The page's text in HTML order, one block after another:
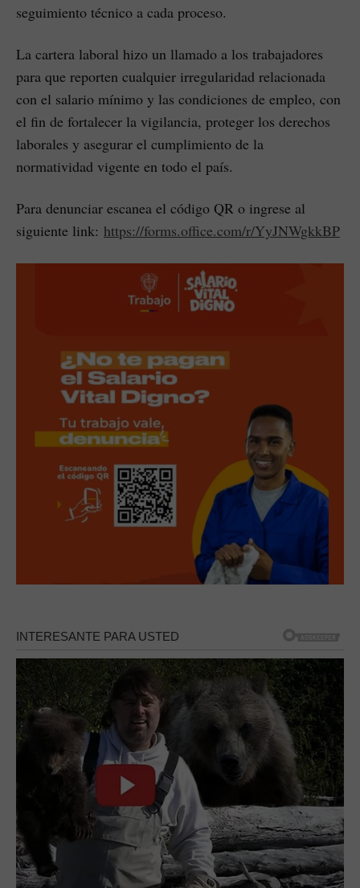
seguimiento técnico a cada proceso.
La cartera laboral hizo un llamado a los trabajadores
para que reporten cualquier irregularidad relacionada
con el salario mínimo y las condiciones de empleo, con
el fin de fortalecer la vigilancia, proteger los derechos
laborales y asegurar el cumplimiento de la
normatividad vigente en todo el país.
Para denunciar escanea el código QR o ingrese al
siguiente link: https://forms.office.com/r/YyJNWgkkBP